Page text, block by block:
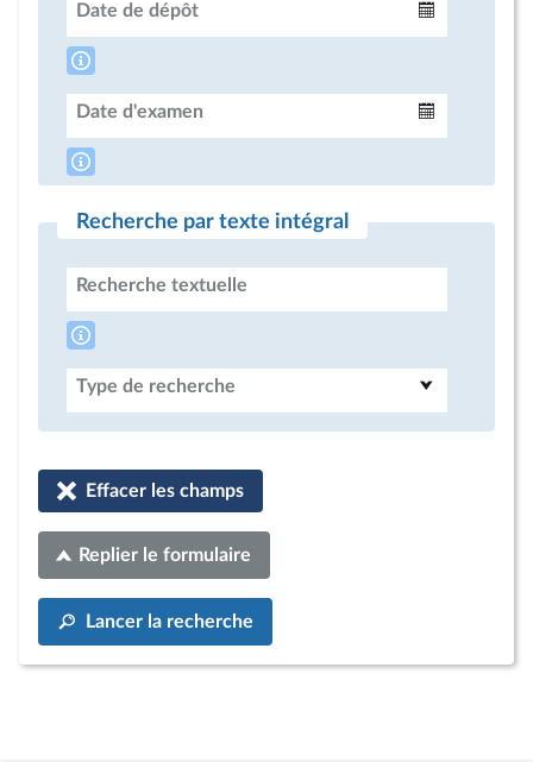
Date de dépôt
Date d'examen
Recherche par texte intégral
Recherche textuelle
Type de recherche
Effacer les champs
Replier le formulaire
Lancer la recherche